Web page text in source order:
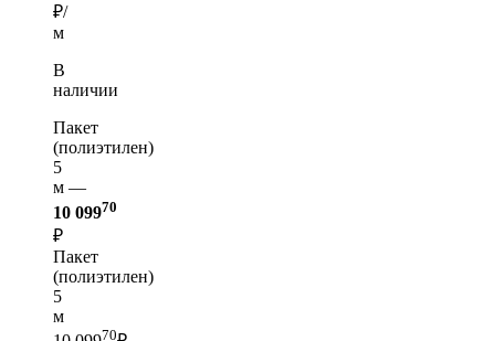
₽/
м
В
наличии
Пакет
(полиэтилен)
5
м —
10 09970
₽
Пакет
(полиэтилен)
5
м
70